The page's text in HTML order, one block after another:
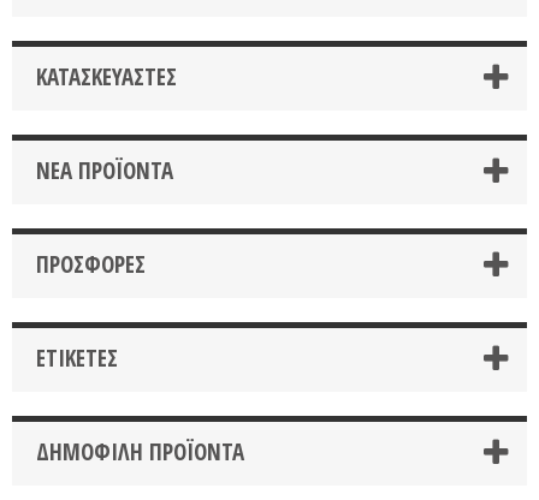
ΚΑΤΑΣΚΕΥΑΣΤΈΣ
ΝΈΑ ΠΡΟΪΌΝΤΑ
ΠΡΟΣΦΟΡΈΣ
ΕΤΙΚΈΤΕΣ
ΔΗΜΟΦΙΛΉ ΠΡΟΪΌΝΤΑ